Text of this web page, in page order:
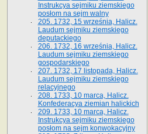
Instrukcya sejmiku ziemskiego
posłom na sejm walny
205. 1732, 15 września, Halicz.
Laudum sejmiku ziemskiego
deputackiego
206. 1732, 16 września, Halicz.
Laudum sejmiku ziemskiego
gospodarskiego
207. 1732, 17 listopada, Halicz.
Laudum sejmiku ziemskiego
relacyjnego
208. 1733, 10 marca, Halicz.
Konfederacya ziemian halickich­
209. 1733, 10 marca, Halicz.
Instrukcya sejmiku ziemskiego
posłom na sejm konwokacyjny